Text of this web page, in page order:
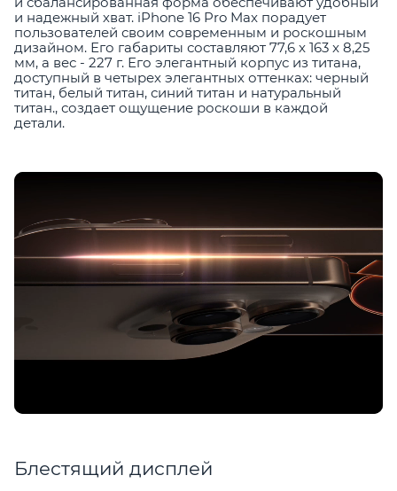
и надежный хват. iPhone 16 Pro Max порадует
пользователей своим современным и роскошным
дизайном. Его габариты составляют 77,6 x 163 x 8,25
мм, а вес - 227 г. Его элегантный корпус из титана,
доступный в четырех элегантных оттенках: черный
титан, белый титан, синий титан и натуральный
титан., создает ощущение роскоши в каждой
детали.
Блестящий дисплей